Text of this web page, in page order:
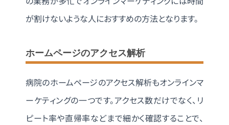
が割けないような人におすすめの方法となります。
ホームページのアクセス解析
病院のホームページのアクセス解析もオンラインマ
ーケティングの一つです。アクセス数だけでなく、リ
ピート率や直帰率などまで細かく確認することで、